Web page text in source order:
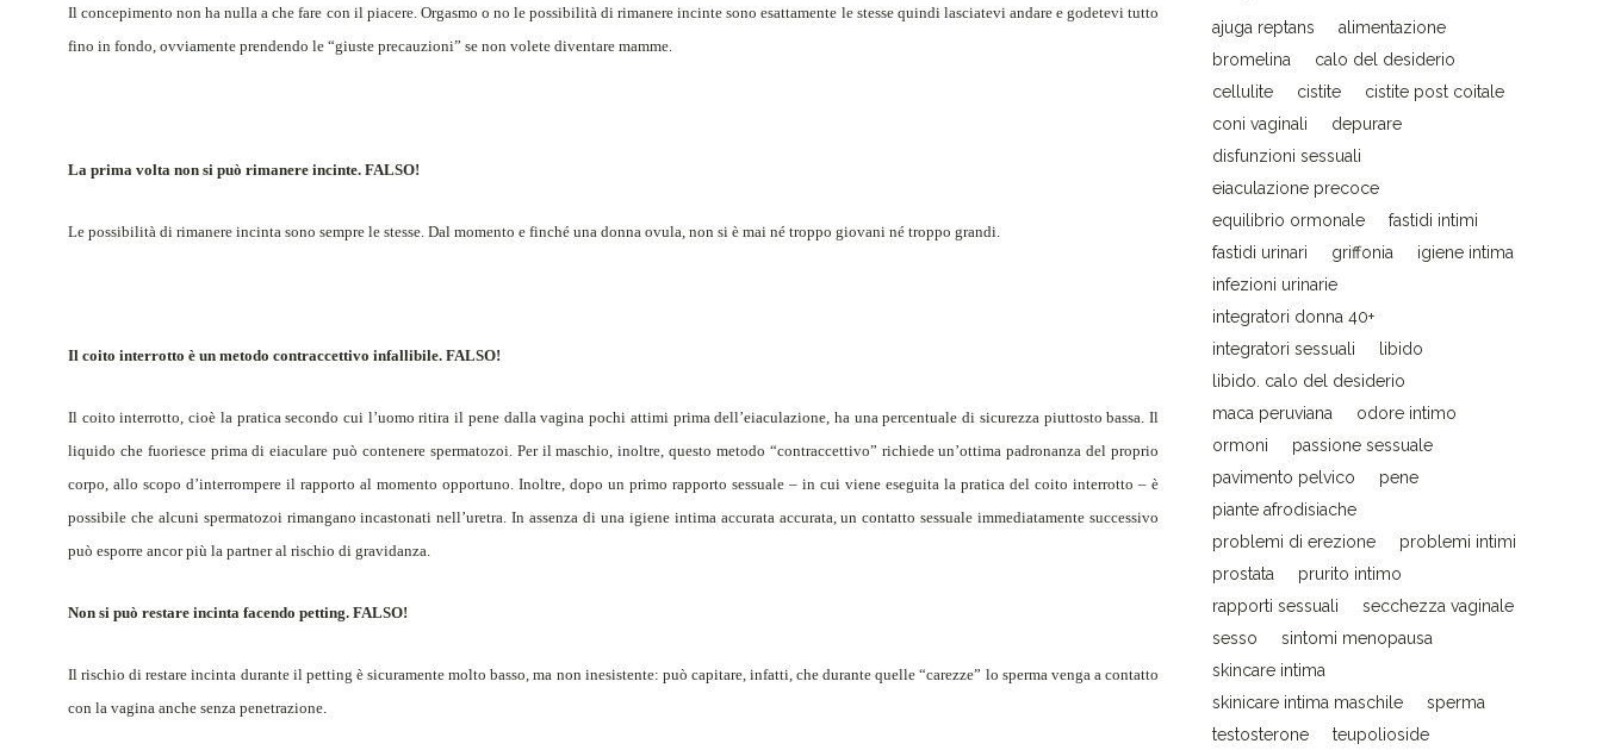
Il concepimento non ha nulla a che fare con il piacere. Orgasmo o no le possibilità di rimanere incinte sono esattamente le stesse quindi lasciatevi andare e godetevi tutto
fino in fondo, ovviamente prendendo le “giuste precauzioni” se non volete diventare mamme.
La prima volta non si può rimanere incinte. FALSO!
Le possibilità di rimanere incinta sono sempre le stesse. Dal momento e finché una donna ovula, non si è mai né troppo giovani né troppo grandi.
Il coito interrotto è un metodo contraccettivo infallibile. FALSO!
Il coito interrotto, cioè la pratica secondo cui l’uomo ritira il pene dalla vagina pochi attimi prima dell’eiaculazione, ha una percentuale di sicurezza piuttosto bassa. Il
liquido che fuoriesce prima di eiaculare può contenere spermatozoi. Per il maschio, inoltre, questo metodo “contraccettivo” richiede un’ottima padronanza del proprio
corpo, allo scopo d’interrompere il rapporto al momento opportuno. Inoltre, dopo un primo rapporto sessuale – in cui viene eseguita la pratica del coito interrotto – è
possibile che alcuni spermatozoi rimangano incastonati nell’uretra. In assenza di una igiene intima accurata accurata, un contatto sessuale immediatamente successivo
può esporre ancor più la partner al rischio di gravidanza.
Non si può restare incinta facendo petting. FALSO!
Il rischio di restare incinta durante il petting è sicuramente molto basso, ma non inesistente: può capitare, infatti, che durante quelle “carezze” lo sperma venga a contatto
con la vagina anche senza penetrazione.
ajuga reptans
alimentazione
bromelina
calo del desiderio
cellulite
cistite
cistite post coitale
coni vaginali
depurare
disfunzioni sessuali
eiaculazione precoce
equilibrio ormonale
fastidi intimi
fastidi urinari
griffonia
igiene intima
infezioni urinarie
integratori donna 40+
integratori sessuali
libido
libido. calo del desiderio
maca peruviana
odore intimo
ormoni
passione sessuale
pavimento pelvico
pene
piante afrodisiache
problemi di erezione
problemi intimi
prostata
prurito intimo
rapporti sessuali
secchezza vaginale
sesso
sintomi menopausa
skincare intima
skinicare intima maschile
sperma
testosterone
teupolioside